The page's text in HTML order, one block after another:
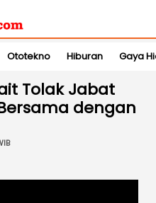
Ototekno Hiburan Gaya
Tolak Jabat
dengan